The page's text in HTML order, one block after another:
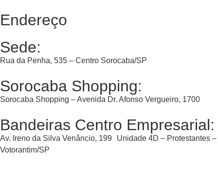
Endereço
Sede:
Rua da Penha, 535 – Centro Sorocaba/SP
Sorocaba Shopping:
Sorocaba Shopping – Avenida Dr. Afonso Vergueiro, 1700
Bandeiras Centro Empresarial:
Av. Ireno da Silva Venâncio, 199 Unidade 4D – Protestantes –
Votorantim/SP